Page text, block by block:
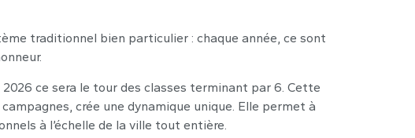
traditionnel bien particulier : chaque année, ce sont
ce sera le tour des classes terminant par 6. Cette
crée une dynamique unique. Elle permet à
à l’échelle de la ville tout entière.